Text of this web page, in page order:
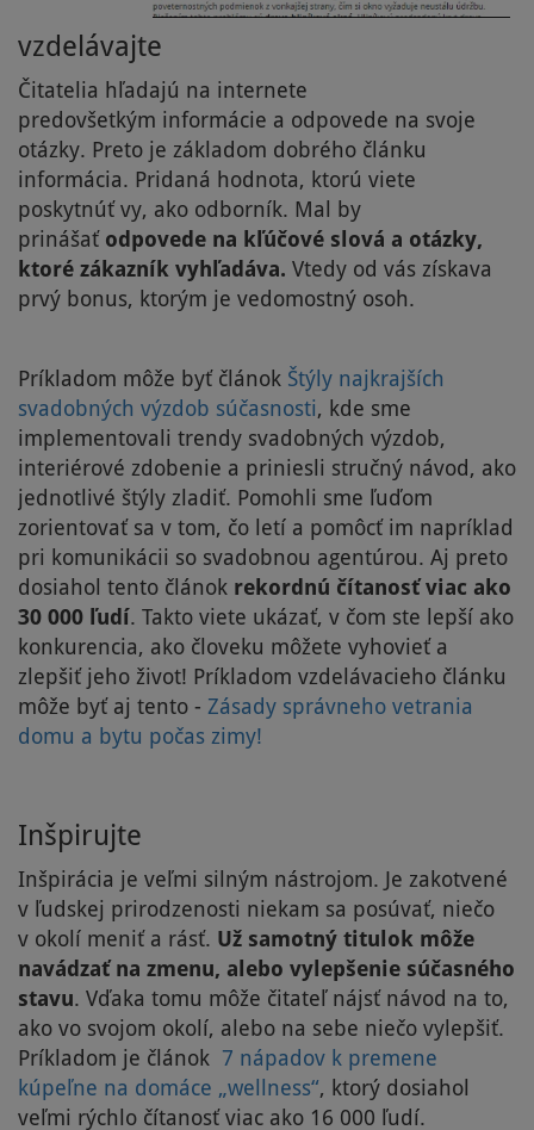
vzdelávajte
Čitatelia hľadajú na internete
predovšetkým informácie a odpovede na svoje
otázky. Preto je základom dobrého článku
informácia. Pridaná hodnota, ktorú viete
poskytnúť vy, ako odborník. Mal by
prinášať odpovede na kľúčové slová a otázky,
ktoré zákazník vyhľadáva. Vtedy od vás získava
prvý bonus, ktorým je vedomostný osoh.
Príkladom môže byť článok Štýly najkrajších
svadobných výzdob súčasnosti, kde sme
implementovali trendy svadobných výzdob,
interiérové zdobenie a priniesli stručný návod, ako
jednotlivé štýly zladiť. Pomohli sme ľuďom
zorientovať sa v tom, čo letí a pomôcť im napríklad
pri komunikácii so svadobnou agentúrou. Aj preto
dosiahol tento článok rekordnú čítanosť viac ako
30 000 ľudí. Takto viete ukázať, v čom ste lepší ako
konkurencia, ako človeku môžete vyhovieť a
zlepšiť jeho život! Príkladom vzdelávacieho článku
môže byť aj tento - Zásady správneho vetrania
domu a bytu počas zimy!
Inšpirujte
Inšpirácia je veľmi silným nástrojom. Je zakotvené
v ľudskej prirodzenosti niekam sa posúvať, niečo
v okolí meniť a rásť. Už samotný titulok môže
navádzať na zmenu, alebo vylepšenie súčasného
stavu. Vďaka tomu môže čitateľ nájsť návod na to,
ako vo svojom okolí, alebo na sebe niečo vylepšiť.
Príkladom je článok 7 nápadov k premene
kúpeľne na domáce „wellness“, ktorý dosiahol
veľmi rýchlo čítanosť viac ako 16 000 ľudí.